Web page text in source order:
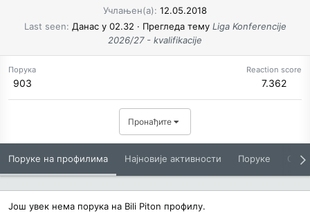
Учлањен(а) 12.05.2018
Last seen Данас у 02.32 · Прегледа тему Liga Konferencije
2026/27 - kvalifikacije
Порука
903
Reaction score
7.362
Пронађите
Поруке на профилима Најновије активности Поруке O
Још увек нема порука на Bili Piton профилу.